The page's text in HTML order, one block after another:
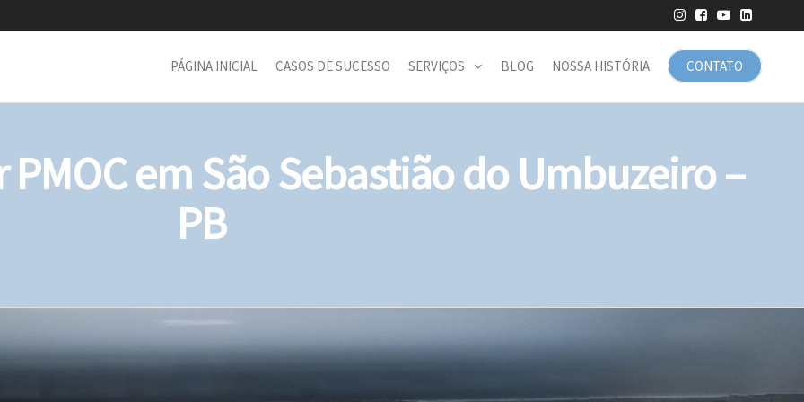
CONTATO
PÁGINA INICIAL CASOS DE SUCESSO SERVIÇOS BLOG NOSSA HISTÓRIA
em São Sebastião do Umbuzeiro –
PB